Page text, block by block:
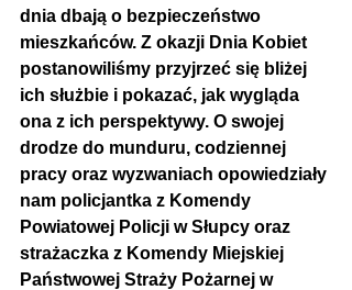
dnia dbają o bezpieczeństwo
mieszkańców. Z okazji Dnia Kobiet
postanowiliśmy przyjrzeć się bliżej
ich służbie i pokazać, jak wygląda
ona z ich perspektywy. O swojej
drodze do munduru, codziennej
pracy oraz wyzwaniach opowiedziały
nam policjantka z Komendy
Powiatowej Policji w Słupcy oraz
strażaczka z Komendy Miejskiej
Państwowej Straży Pożarnej w